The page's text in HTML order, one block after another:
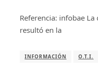
Referencia: infobae
resultó en la
INFORMACIÓN O.T.I.